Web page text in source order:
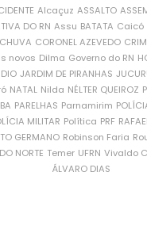
Alcaçuz ASSALTO
DO RN Assu BATATA Caicó
CORONEL AZEVEDO
novos Dilma Governo do RN
JARDIM DE PIRANHAS
NATAL Nilda NÉLTER QUEIROZ
PARELHAS Parnamirim
MILITAR Política PRF
GERMANO Robinson Faria
NORTE Temer UFRN Vivaldo
ÁLVARO DIAS